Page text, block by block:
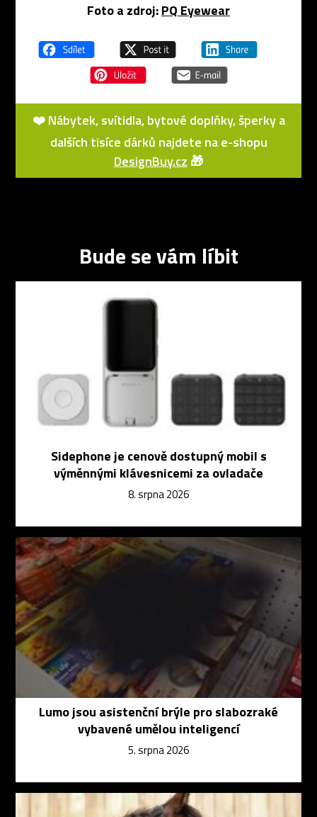
Foto a zdroj:PQ Eyewear
❤️ Nábytek, svítidla, bytové doplňky, šperky a
dalších tisíce dárků najdete na e-shopu
DesignBuy.cz 🎁
Bude se vám líbit
Sidephone je cenově dostupný mobil s
výměnnými klávesnicemi za ovladače
8. srpna 2026
Lumo jsou asistenční brýle pro slabozraké
vybavené umělou inteligencí
5. srpna 2026